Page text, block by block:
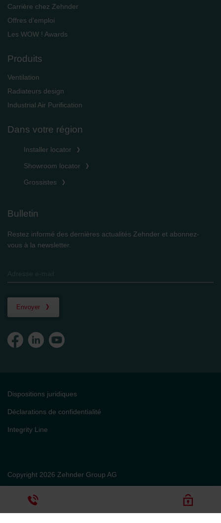
Carrière chez Zehnder
Offres d'emploi
Les WOW ! Awards
Produits
Ventilation
Radiateurs design
Industrial Air Purification
Dans votre région
Installer locator
Showroom locator
Grossistes
Bulletin
Restez informé des dernières actualités Zehnder et abonnez-
vous à la newsletter.
Envoyer
Copyright 2026 Zehnder Group AG
Dispositions juridiques
Déclarations de confidentialité
Integrity Line